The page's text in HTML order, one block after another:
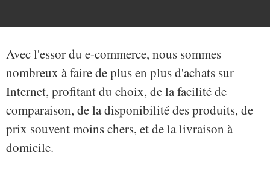
Avec l'essor du e-commerce, nous sommes
nombreux à faire de plus en plus d'achats sur
Internet, profitant du choix, de la facilité de
comparaison, de la disponibilité des produits, de
prix souvent moins chers, et de la livraison à
domicile.